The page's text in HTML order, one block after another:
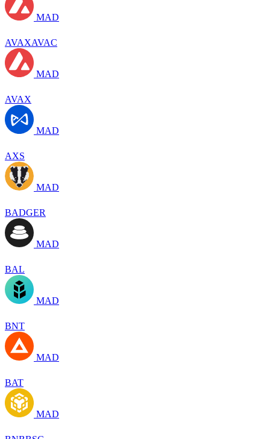
MAD
AVAXAVAC
MAD
AVAX
MAD
AXS
MAD
BADGER
MAD
BAL
MAD
BNT
MAD
BAT
MAD